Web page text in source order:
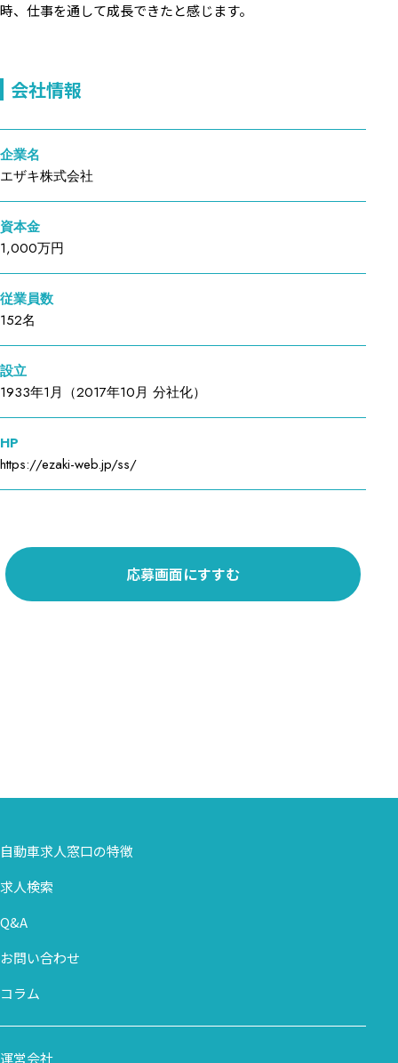
時、仕事を通して成長できたと感じます。
会社情報
企業名
エザキ株式会社
資本金
1,000万円
従業員数
152名
設立
1933年1月（2017年10月 分社化）
HP
https://ezaki-web.jp/ss/
応募画面にすすむ
自動車求人窓口の特徴
求人検索
Q&A
お問い合わせ
コラム
運営会社